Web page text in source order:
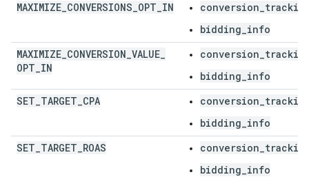
MAXIMIZE CONVERSIONS OPT IN
bidding_info
MAXIMIZE CONVERSION VALUE
OPT IN
bidding_info
SET TARGET CPA
bidding_info
SET TARGET ROAS
bidding_info